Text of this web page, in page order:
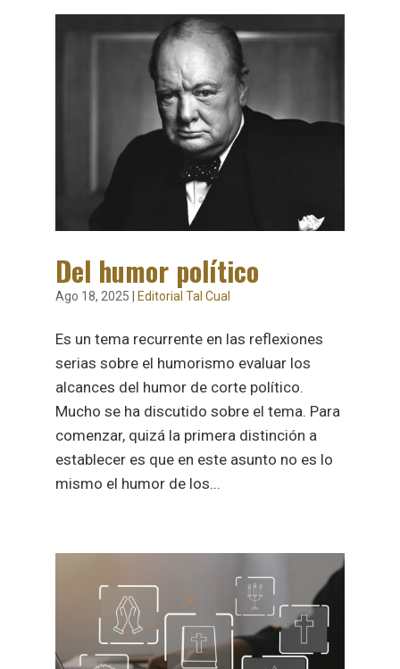
Del humor político
Ago 18, 2025 Editorial Tal Cual
Es un tema recurrente en las reflexiones
serias sobre el humorismo evaluar los
alcances del humor de corte político.
Mucho se ha discutido sobre el tema. Para
comenzar, quizá la primera distinción a
establecer es que en este asunto no es lo
mismo el humor de los...